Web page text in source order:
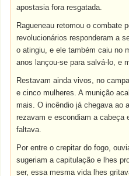
apostasia fora resgatada.
Ragueneau retomou o combate
revolucionários responderam a
o atingiu, e ele também caiu no
anos lançou-se para salvá-lo, e
Restavam ainda vivos, no
e cinco mulheres. A munição
mais. O incêndio já chegava ao
rezavam e escondiam a cabeça
faltava.
Por entre o crepitar do fogo,
sugeriam a capitulação e lhes
ser, essa mesma vida lhes